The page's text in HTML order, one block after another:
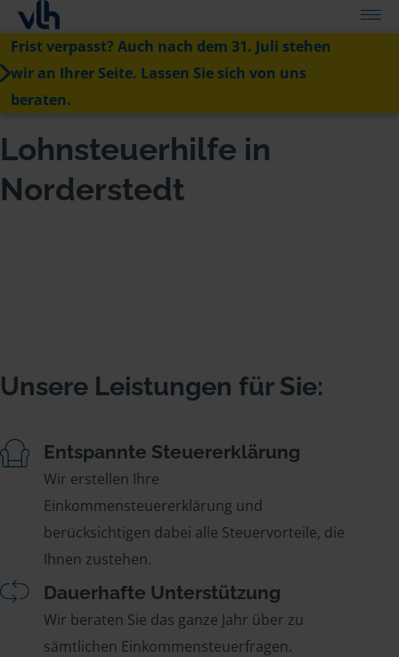
Frist verpasst? Auch nach dem 31. Juli stehen
wir an Ihrer Seite. Lassen Sie sich von uns
beraten.
Lohnsteuerhilfe in
Norderstedt
Unsere Leistungen für Sie:
Entspannte Steuererklärung
Wir erstellen Ihre
Einkommensteuererklärung und
berücksichtigen dabei alle Steuervorteile, die
Ihnen zustehen.
Dauerhafte Unterstützung
Wir beraten Sie das ganze Jahr über zu
sämtlichen Einkommensteuerfragen.